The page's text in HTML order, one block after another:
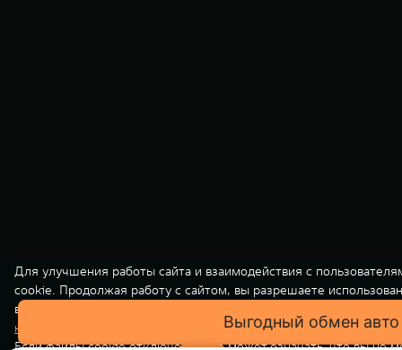
Для улучшения работы сайта и взаимодействия с
cookie. Продолжая работу с сайтом, вы разрешаете
вашей персональной информации на нашем сайте
конфиденциальности
. Вы всегда можете отключить файлы
Если файлы cookie отключены, это может означать, что вы не
Выгодный обмен авто